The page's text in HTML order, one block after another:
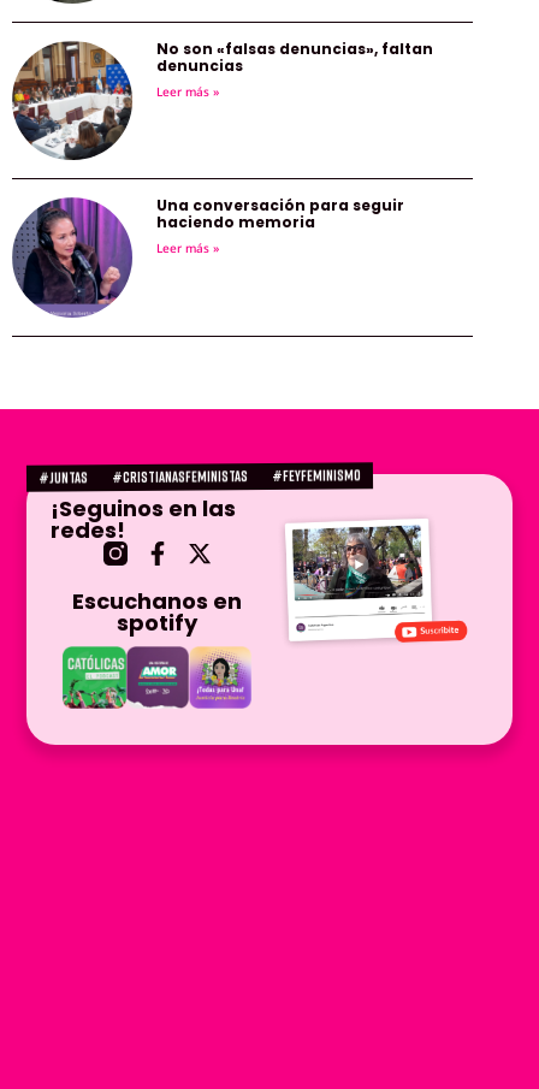
No son «falsas denuncias», faltan
denuncias
Leer más »
Una conversación para seguir
haciendo memoria
Leer más »
#juntas #CRISTIANASFEMINISTAS #FEYFEMINISMO
¡Seguinos en las
redes!
Escuchanos en
spotify